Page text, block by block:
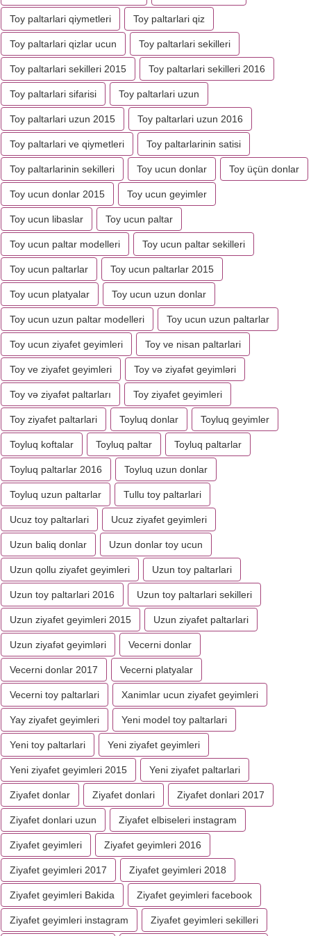
Toy paltarlari qiymetleri Toy paltarlari qiz
Toy paltarlari qizlar ucun Toy paltarlari sekilleri
Toy paltarlari sekilleri 2015 Toy paltarlari sekilleri 2016
Toy paltarlari sifarisi Toy paltarlari uzun
Toy paltarlari uzun 2015 Toy paltarlari uzun 2016
Toy paltarlari ve qiymetleri Toy paltarlarinin satisi
Toy paltarlarinin sekilleri Toy ucun donlar Toy üçün donlar
Toy ucun donlar 2015 Toy ucun geyimler
Toy ucun libaslar Toy ucun paltar
Toy ucun paltar modelleri Toy ucun paltar sekilleri
Toy ucun paltarlar Toy ucun paltarlar 2015
Toy ucun platyalar Toy ucun uzun donlar
Toy ucun uzun paltar modelleri Toy ucun uzun paltarlar
Toy ucun ziyafet geyimleri Toy ve nisan paltarlari
Toy ve ziyafet geyimleri Toy və ziyafət geyimləri
Toy və ziyafət paltarları Toy ziyafet geyimleri
Toy ziyafet paltarlari Toyluq donlar Toyluq geyimler
Toyluq koftalar Toyluq paltar Toyluq paltarlar
Toyluq paltarlar 2016 Toyluq uzun donlar
Toyluq uzun paltarlar Tullu toy paltarlari
Ucuz toy paltarlari Ucuz ziyafet geyimleri
Uzun baliq donlar Uzun donlar toy ucun
Uzun qollu ziyafet geyimleri Uzun toy paltarlari
Uzun toy paltarlari 2016 Uzun toy paltarlari sekilleri
Uzun ziyafet geyimleri 2015 Uzun ziyafet paltarlari
Uzun ziyafət geyimləri Vecerni donlar
Vecerni donlar 2017 Vecerni platyalar
Vecerni toy paltarlari Xanimlar ucun ziyafet geyimleri
Yay ziyafet geyimleri Yeni model toy paltarlari
Yeni toy paltarlari Yeni ziyafet geyimleri
Yeni ziyafet geyimleri 2015 Yeni ziyafet paltarlari
Ziyafet donlar Ziyafet donlari Ziyafet donlari 2017
Ziyafet donlari uzun Ziyafet elbiseleri instagram
Ziyafet geyimleri Ziyafet geyimleri 2016
Ziyafet geyimleri 2017 Ziyafet geyimleri 2018
Ziyafet geyimleri Bakida Ziyafet geyimleri facebook
Ziyafet geyimleri instagram Ziyafet geyimleri sekilleri